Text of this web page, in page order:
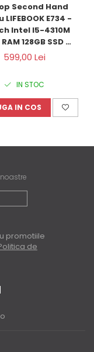
Second Hand
LIFEBOOK E734 -
Intel I5-4310M
128GB SSD
10 Refurbished
599,00 Lei
IN STOC
IN COS
promotiile
de